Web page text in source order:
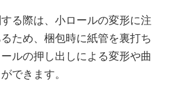
る際は、小ロールの変形に注
ため、梱包時に紙管を裏打ち
ルの押し出しによる変形や曲
できます。